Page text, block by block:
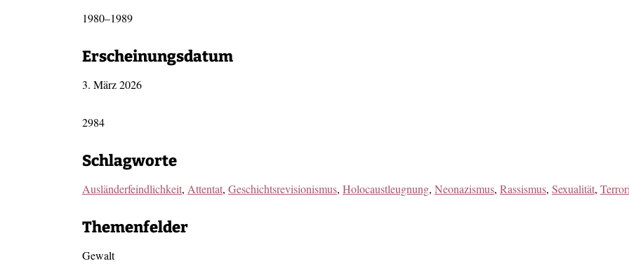
1980–1989
Erscheinungsdatum
3. März 2026
2984
Schlagworte
Ausländerfeindlichkeit, Attentat, Geschichtsrevisionismus, Holocaustleugnung, Neonazismus, Rassismus, Sexualität,
Themenfelder
Gewalt